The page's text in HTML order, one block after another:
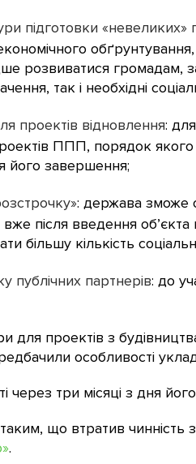
підготовки «невеликих»
розвиватися громадам,
так і необхідні
проектів відновлення:
ППП, порядок
його завершення;
: держава зможе
після введення об’єкта
більшу кількість
публічних партнерів: до
для проектів з
особливості
через три місяці з дня
що втратив
.